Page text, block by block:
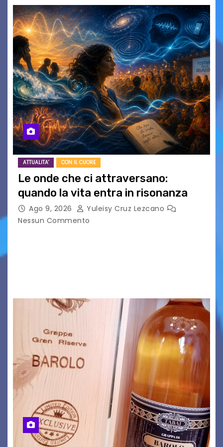
ATTUALITA' CON IL CUORE
Le onde che ci attraversano:
quando la vita entra in risonanza
Ago 9, 2026
Yuleisy Cruz Lezcano
Nessun Commento